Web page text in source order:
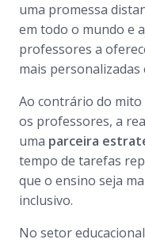
uma promessa
em todo o mundo e
professores a
mais personalizadas
Ao contrário do
os professores, a
uma parceira
tempo de tarefas
que o ensino seja
inclusivo.
No setor